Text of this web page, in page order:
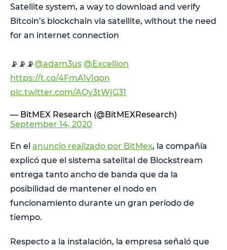
Satellite system, a way to download and verify
Bitcoin’s blockchain via satellite, without the need
for an internet connection
📡📡📡@adam3us @Excellion
https://t.co/4FmA1v1qon
pic.twitter.com/AOy3tWjG31
— BitMEX Research (@BitMEXResearch)
September 14, 2020
En el anuncio realizado por BitMex, la compañía
explicó que el sistema satelital de Blockstream
entrega tanto ancho de banda que da la
posibilidad de mantener el nodo en
funcionamiento durante un gran período de
tiempo.
Respecto a la instalación, la empresa señaló que